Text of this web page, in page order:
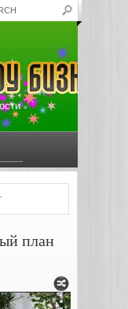
план